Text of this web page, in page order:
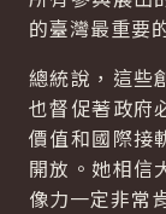
的臺灣最重要
總統說，這些
也督促著政府
價值和國際接
開放。她相信
像力一定非常